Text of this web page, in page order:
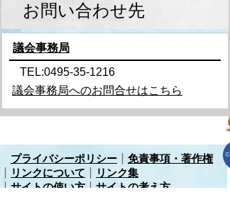
お問い合わせ先
議会事務局
TEL:0495-35-1216
議会事務局へのお問合せはこちら
プライバシーポリシー
免責事項・著作権
リンクについて
リンク集
サイトの使い方
サイトの考え方